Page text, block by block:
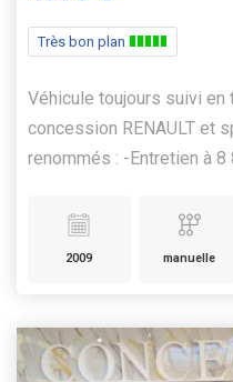
Très bon plan
Véhicule toujours suivi en
concession RENAULT et
renommés : -Entretien à 8
2009 manuelle